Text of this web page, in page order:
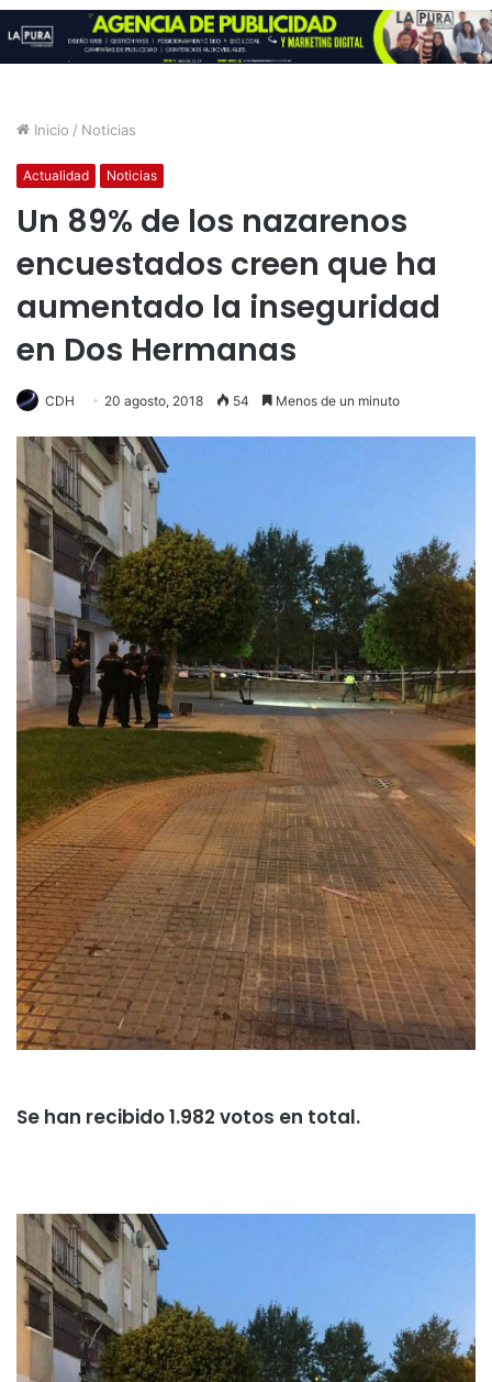
Inicio / Noticias
Actualidad Noticias
Un 89% de los nazarenos
encuestados creen que ha
aumentado la inseguridad
en Dos Hermanas
CDH 20 agosto, 2018 54 Menos de un minuto
Se han recibido 1.982 votos en total.